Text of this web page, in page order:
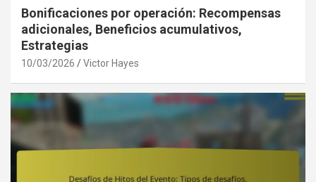
Bonificaciones por operación: Recompensas
adicionales, Beneficios acumulativos,
Estrategias
10/03/2026 Victor Hayes